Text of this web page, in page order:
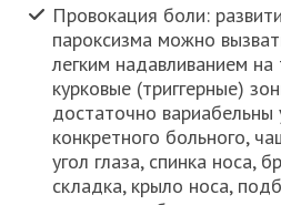
Провокация боли:
пароксизма можно
легким надавливанием
курковые (триггерные)
достаточно вариабельны
конкретного больного,
угол глаза, спинка носа,
складка, крыло носа,